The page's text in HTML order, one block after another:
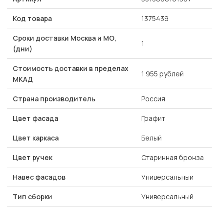
Код товара 1375439
Сроки доставки Москва и МО,
(дни)
1
Стоимость доставки в пределах
МКАД
1 955 рублей
Страна производитель Россия
Цвет фасада Графит
Цвет каркаса Белый
Цвет ручек Старинная бронза
Навес фасадов Универсальный
Тип сборки Универсальный